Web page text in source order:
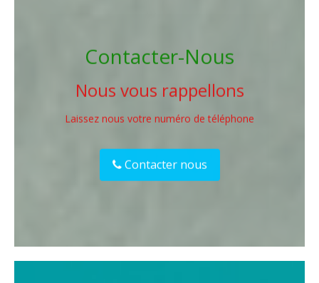
Contacter-Nous
Nous vous rappellons
Laissez nous votre numéro de téléphone
Contacter nous